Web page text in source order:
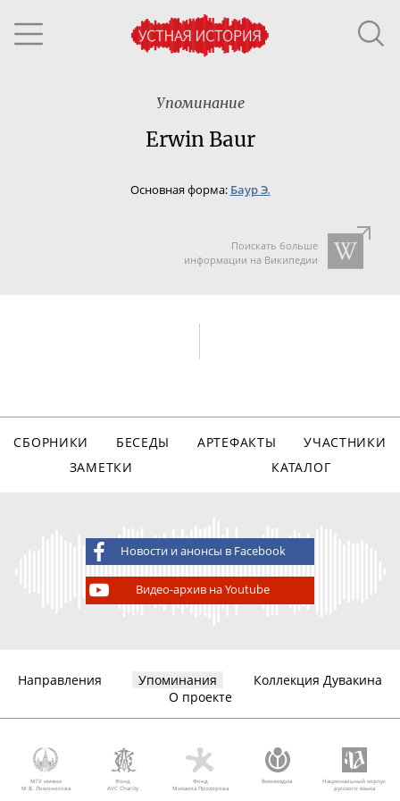
Упоминание
Erwin Baur
Основная форма: Баур Э.
Поискать больше
информации на Википедии
СБОРНИКИ БЕСЕДЫ АРТЕФАКТЫ
УЧАСТНИКИ
ЗАМЕТКИ
КАТАЛОГ
Новости и анонсы в Facebook
Видео-архив на Youtube
Направления Упоминания
Коллекция Дувакина
О проекте
МГУ имени
М.В. Ломоносова
Фонд
AVC Charity
Фонд
Михаила Прохорова
Викимедиа
Национальный корпус
русского языка